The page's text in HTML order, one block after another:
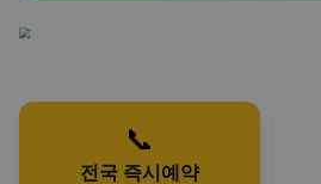
📞
전국 즉시예약